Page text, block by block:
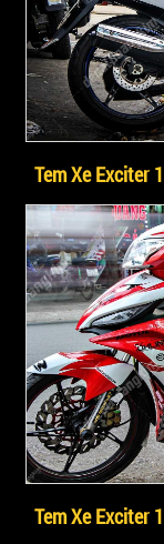
Tem Xe Exciter
Tem Xe Exciter